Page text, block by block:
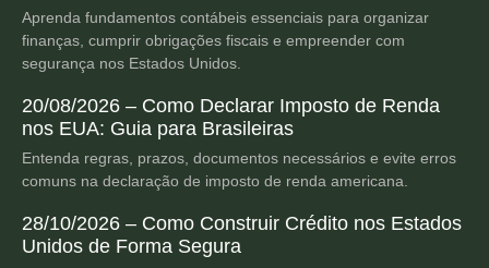
Aprenda fundamentos contábeis essenciais para organizar
finanças, cumprir obrigações fiscais e empreender com
segurança nos Estados Unidos.
20/08/2026 – Como Declarar Imposto de Renda
nos EUA: Guia para Brasileiras
Entenda regras, prazos, documentos necessários e evite erros
comuns na declaração de imposto de renda americana.
28/10/2026 – Como Construir Crédito nos Estados
Unidos de Forma Segura